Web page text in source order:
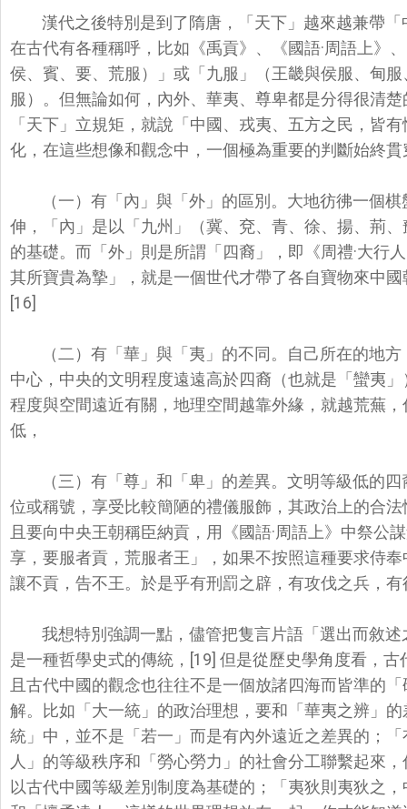
漢代之後特別是到了隋唐，「天下」越來越兼帶
在古代有各種稱呼，比如《禹貢》、《國語·周語上》
侯、賓、要、 荒服）」或「九服」（王畿與侯服、甸
服）。但無論如何，內外、華夷、 尊卑都是分得很清
「 天下」立規矩，就說「中國、戎夷、五方之民，皆有
化，在這些想像和觀念中， 一個極為重要的判斷始終
（一）有「內」與「外」的區別。大地彷彿一個棋
伸，「內」是以「九州」（冀、兗、青、徐、揚、荊
的基礎。而「外」則是所謂「四裔」，即《周禮·大行
其所寶貴為摯」， 就是一個世代才帶了各自寶物來中
[16]
（二）有「華」與「夷」的不同。自己所在的地
中心， 中央的文明程度遠遠高於四裔（也就是「蠻夷
程度與空間遠近有關，地理空間越靠外緣， 就越荒蕪
低，
（三）有「尊」和「卑」的差異。文明等級低的
位或稱號，享受比較簡陋的禮儀服飾， 其政治上的合
且要向中央王朝稱臣納貢，用《國語·周語上》 中祭公
享，要服者貢， 荒服者王」，如果不按照這種要求侍
讓不貢，告不王。於是乎有刑罰之辟， 有攻伐之兵，
我想特別強調一點，儘管把隻言片語「選出而敘述
是一種哲學史式的傳統，[19] 但是從歷史學角度看，
且古代中國的觀念也往往不是一個放諸四海而皆準的
解。比如「大一統」的政治理想， 要和「華夷之辨」
統」 中，並不是「若一」而是有內外遠近之差異的；
人」的等級秩序和「勞心勞力」 的社會分工聯繫起來
以古代中國等級差別制度為基礎的；「夷狄則夷狄之，